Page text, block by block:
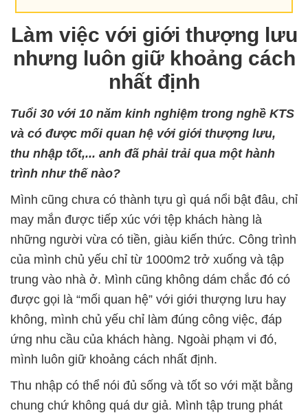
Làm việc với giới thượng lưu
nhưng luôn giữ khoảng cách
nhất định
Tuổi 30 với 10 năm kinh nghiệm trong nghề KTS
và có được mối quan hệ với giới thượng lưu,
thu nhập tốt,... anh đã phải trải qua một hành
trình như thế nào?
Mình cũng chưa có thành tựu gì quá nổi bật đâu, chỉ
may mắn được tiếp xúc với tệp khách hàng là
những người vừa có tiền, giàu kiến thức. Công trình
của mình chủ yếu chỉ từ 1000m2 trở xuống và tập
trung vào nhà ở. Mình cũng không dám chắc đó có
được gọi là “mối quan hệ” với giới thượng lưu hay
không, mình chủ yếu chỉ làm đúng công việc, đáp
ứng nhu cầu của khách hàng. Ngoài phạm vi đó,
mình luôn giữ khoảng cách nhất định.
Thu nhập có thể nói đủ sống và tốt so với mặt bằng
chung chứ không quá dư giả. Mình tập trung phát